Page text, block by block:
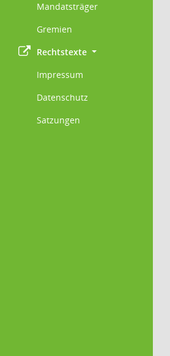
Mandatsträger
Gremien
Rechtstexte
Impressum
Datenschutz
Satzungen